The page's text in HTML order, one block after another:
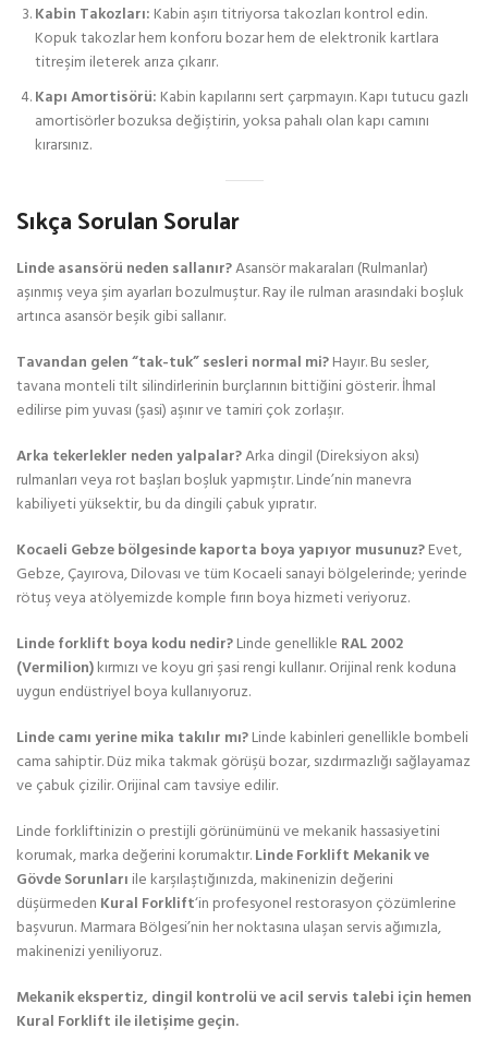
Kabin Takozları: Kabin aşırı titriyorsa takozları kontrol edin.
Kopuk takozlar hem konforu bozar hem de elektronik kartlara
titreşim ileterek arıza çıkarır.
Kapı Amortisörü: Kabin kapılarını sert çarpmayın. Kapı tutucu gazlı
amortisörler bozuksa değiştirin, yoksa pahalı olan kapı camını
kırarsınız.
Sıkça Sorulan Sorular
Linde asansörü neden sallanır?Asansör makaraları (Rulmanlar)
aşınmış veya şim ayarları bozulmuştur. Ray ile rulman arasındaki boşluk
artınca asansör beşik gibi sallanır.
Tavandan gelen “tak-tuk” sesleri normal mi?Hayır. Bu sesler,
tavana monteli tilt silindirlerinin burçlarının bittiğini gösterir. İhmal
edilirse pim yuvası (şasi) aşınır ve tamiri çok zorlaşır.
Arka tekerlekler neden yalpalar?Arka dingil (Direksiyon aksı)
rulmanları veya rot başları boşluk yapmıştır. Linde’nin manevra
kabiliyeti yüksektir, bu da dingili çabuk yıpratır.
Kocaeli Gebze bölgesinde kaporta boya yapıyor musunuz?Evet,
Gebze, Çayırova, Dilovası ve tüm Kocaeli sanayi bölgelerinde; yerinde
rötuş veya atölyemizde komple fırın boya hizmeti veriyoruz.
Linde forklift boya kodu nedir?Linde genellikle RAL 2002
(Vermilion)kırmızı ve koyu gri şasi rengi kullanır. Orijinal renk koduna
uygun endüstriyel boya kullanıyoruz.
Linde camı yerine mika takılır mı?Linde kabinleri genellikle bombeli
cama sahiptir. Düz mika takmak görüşü bozar, sızdırmazlığı sağlayamaz
ve çabuk çizilir. Orijinal cam tavsiye edilir.
Linde forkliftinizin o prestijli görünümünü ve mekanik hassasiyetini
korumak, marka değerini korumaktır.Linde Forklift Mekanik ve
Gövde Sorunları ile karşılaştığınızda, makinenizin değerini
düşürmeden Kural Forklift‘in profesyonel restorasyon çözümlerine
başvurun. Marmara Bölgesi’nin her noktasına ulaşan servis ağımızla,
makinenizi yeniliyoruz.
Mekanik ekspertiz, dingil kontrolü ve acil servis talebi için hemen
Kural Forklift ile iletişime geçin.